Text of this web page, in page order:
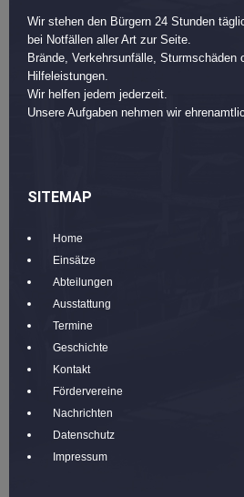
Wir stehen den Bürgern 24 Stunden
bei Notfällen aller Art zur Seite.
Brände, Verkehrsunfälle, Sturmschäden
Hilfeleistungen.
Wir helfen jedem jederzeit.
Unsere Aufgaben nehmen wir
SITEMAP
Home
Einsätze
Abteilungen
Ausstattung
Termine
Geschichte
Kontakt
Fördervereine
Nachrichten
Datenschutz
Impressum